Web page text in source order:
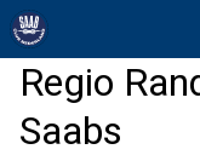
Regio
Saabs